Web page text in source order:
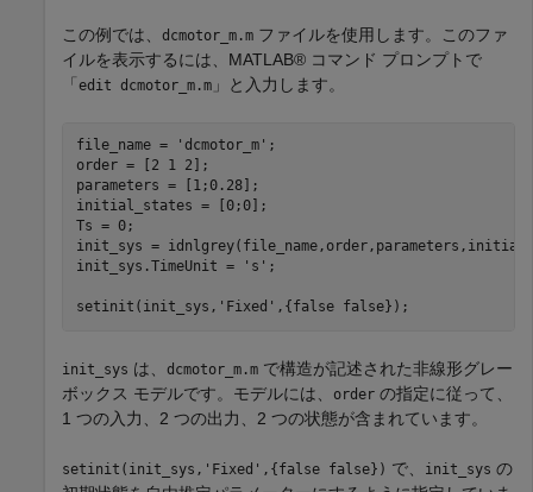
この例では、 dcmotor_m.m ファイルを使用します。このファ
イルを表示するには、MATLAB® コマンド プロンプトで
「 edit dcmotor_m.m 」と入力します。
file_name = 'dcmotor_m' ;
order = [2 1 2];
parameters = [1;0.28];
initial_states = [0;0];
Ts = 0;
init_sys =
init_sys.TimeUnit =
's' ;
setinit(init_sys, 'Fixed' ,{false false});
init_sys は、 dcmotor_m.m で構造が記述された非線形グレー
ボックス モデルです。モデルには、
order の指定に従って、
1 つの入力、2 つの出力、2 つの状態が含まれています。
setinit(init_sys,'Fixed',{false false}) で、 init_sys の